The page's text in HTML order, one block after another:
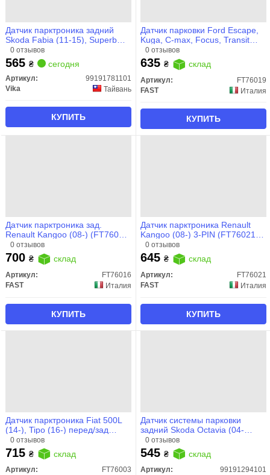
Датчик парктроника задний
Skoda Fabia (11-15), Superb
(14-)/VW Caddy (11-15), Passat
(11-15)/Audi A4 (13-15)/Seat
Leon (11-13) (99191781101)
VIKA
0 отзывов
565 ₴ сегодня
Артикул:
99191781101
Vika
Тайвань
КУПИТЬ
Датчик парковки Ford Escape,
Kuga, C-max, Focus, Transit
Custom (12-) (FT76019) Fast
0 отзывов
635 ₴ склад
Артикул:
FT76019
FAST
Италия
КУПИТЬ
Датчик парктроника зад.
Renault Kangoo (08-) (FT76016)
Fast
0 отзывов
700 ₴ склад
Артикул:
FT76016
FAST
Италия
КУПИТЬ
Датчик парктроника Renault
Kangoo (08-) 3-PIN (FT76021)
Fast
0 отзывов
645 ₴ склад
Артикул:
FT76021
FAST
Италия
КУПИТЬ
Датчик парктроника Fiat 500L
(14-), Tipo (16-) перед/зад
(FT76003) Fast
0 отзывов
715 ₴ склад
Артикул:
FT76003
Датчик системы парковки
задний Skoda Octavia (04-
08,09-13)/VW Transporter (03-
10)/Audi A6 (02-11)
(99191294101) VIKA
0 отзывов
545 ₴ склад
Артикул:
99191294101